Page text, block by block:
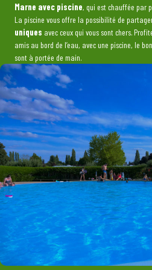
Marne avec piscine, qui est chauffée par
La piscine vous offre la possibilité de
uniques avec ceux qui vous sont chers.
amis au bord de l’eau, avec une piscine, le
sont à portée de main.